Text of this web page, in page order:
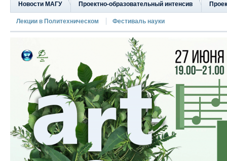
Новости МАГУ Проектно-образовательный интенсив
Лекции в Политехническом Фестиваль науки